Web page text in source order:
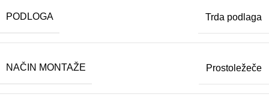
PODLOGA Trda podlaga
NAČIN MONTAŽE Prostoležeče